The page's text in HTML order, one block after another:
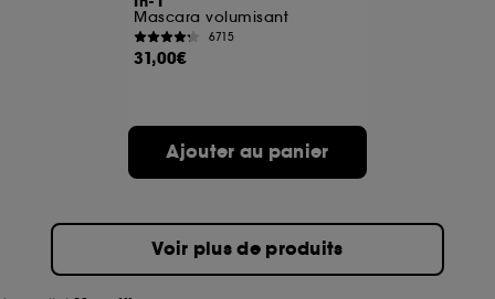
Mascara volumisant
6715
31,00€
Ajouter au panier
Voir plus de produits
A l'exception des cookies techniques, le dépôt et la
lecture de ces traceurs requiert votre accord. Vous
choix" ci-dessous ou décider de "tout accepter".
Sephora pourra associer les informations de
navigation collectées par ces Cookies, pour les
sur "continuer sans accepter". Voous pouvez à tout
moment choisir de retirer votrte consentement. Si vous